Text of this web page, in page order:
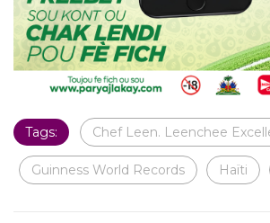
Tags: Chef Leen. Leenchee
Guinness World Records Haïti